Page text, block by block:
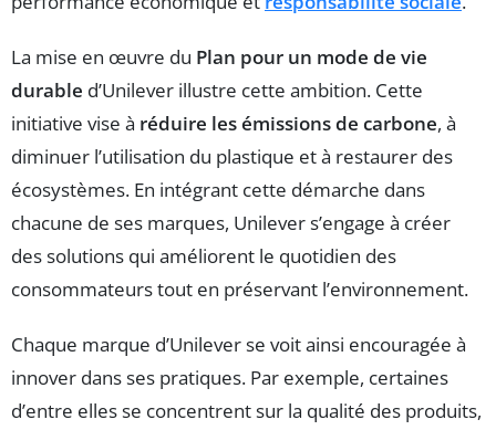
La mise en œuvre du Plan pour un mode de vie
durable d’Unilever illustre cette ambition. Cette
initiative vise à réduire les émissions de carbone, à
diminuer l’utilisation du plastique et à restaurer des
écosystèmes. En intégrant cette démarche dans
chacune de ses marques, Unilever s’engage à créer
des solutions qui améliorent le quotidien des
consommateurs tout en préservant l’environnement.
Chaque marque d’Unilever se voit ainsi encouragée à
innover dans ses pratiques. Par exemple, certaines
d’entre elles se concentrent sur la qualité des produits,